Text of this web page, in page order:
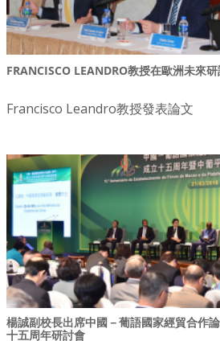
FRANCISCO LEANDRO教授在歐洲未來
Francisco Leandro教授發表論文
楊誠副校長出席中國－葡語國家經貿合作
十五周年研討會